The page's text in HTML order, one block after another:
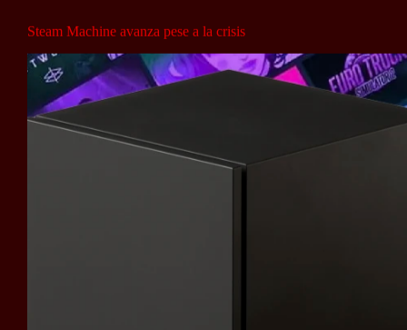
Steam Machine avanza pese a la crisis